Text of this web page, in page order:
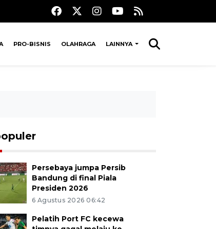
PRO-BISNIS OLAHRAGA LAINNYA
Persebaya jumpa Persib
Bandung di final Piala
Presiden 2026
6 Agustus 2026 06:42
Pelatih Port FC kecewa